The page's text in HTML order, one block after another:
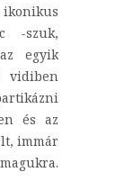
-szuk,
egyik
vidiben
és az
immár